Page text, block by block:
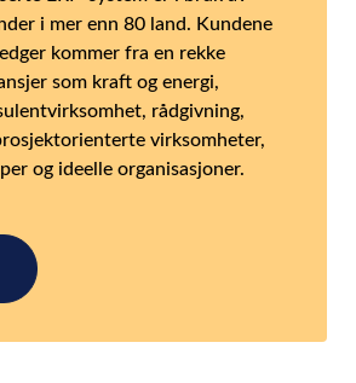
i mer enn 80 land. Kundene
kommer fra en rekke
som kraft og energi,
rådgivning,
virksomheter,
og ideelle organisasjoner.